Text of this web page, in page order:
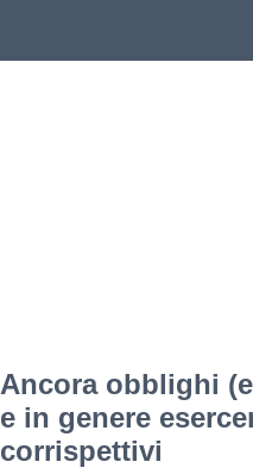
Ancora obblighi
e in genere
corrispettivi